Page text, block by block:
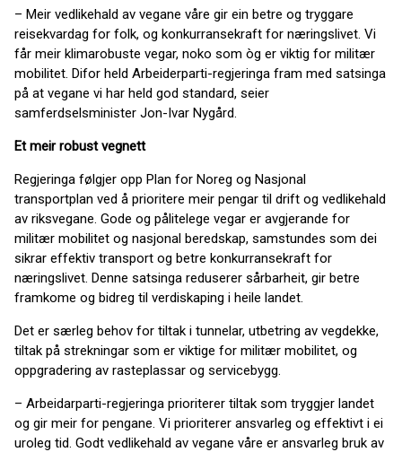
– Meir vedlikehald av vegane våre gir ein betre og tryggare
reisekvardag for folk, og konkurransekraft for næringslivet. Vi
får meir klimarobuste vegar, noko som òg er viktig for militær
mobilitet. Difor held Arbeiderparti-regjeringa fram med satsinga
på at vegane vi har held god standard, seier
samferdselsminister Jon-Ivar Nygård.
Et meir robust vegnett
Regjeringa følgjer opp Plan for Noreg og Nasjonal
transportplan ved å prioritere meir pengar til drift og vedlikehald
av riksvegane. Gode og pålitelege vegar er avgjerande for
militær mobilitet og nasjonal beredskap, samstundes som dei
sikrar effektiv transport og betre konkurransekraft for
næringslivet. Denne satsinga reduserer sårbarheit, gir betre
framkome og bidreg til verdiskaping i heile landet.
Det er særleg behov for tiltak i tunnelar, utbetring av vegdekke,
tiltak på strekningar som er viktige for militær mobilitet, og
oppgradering av rasteplassar og servicebygg.
– Arbeidarparti-regjeringa prioriterer tiltak som tryggjer landet
og gir meir for pengane. Vi prioriterer ansvarleg og effektivt i ei
uroleg tid. Godt vedlikehald av vegane våre er ansvarleg bruk av